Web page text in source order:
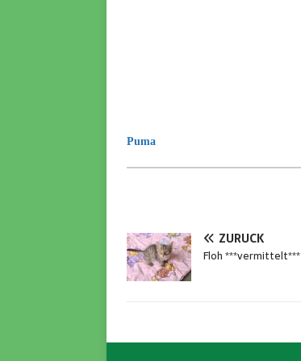
Puma
ZURÜCK
Floh ***vermittelt***